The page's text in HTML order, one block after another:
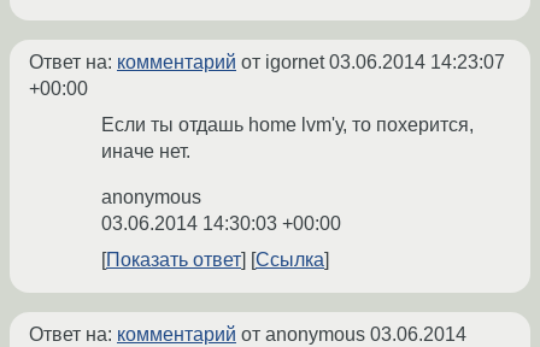
Ответ на: комментарий от igornet03.06.2014 14:23:07
+00:00
Если ты отдашь home lvm'у, то похерится,
иначе нет.
anonymous
03.06.2014 14:30:03 +00:00
Показать ответ
Ссылка
Ответ на: комментарий от anonymous 03.06.2014